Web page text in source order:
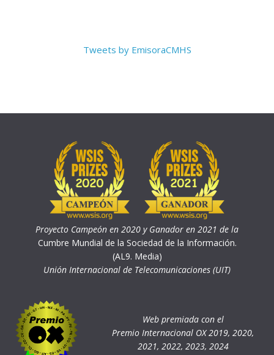
Tweets by EmisoraCMHS
Proyecto Campeón en 2020 y Ganador en 2021 de la
Cumbre Mundial de la Sociedad de la Información.
(AL9. Media)
Unión Internacional de Telecomunicaciones (UIT)
Web premiada con el
Premio Internacional OX 2019, 2020,
2021, 2022, 2023, 2024